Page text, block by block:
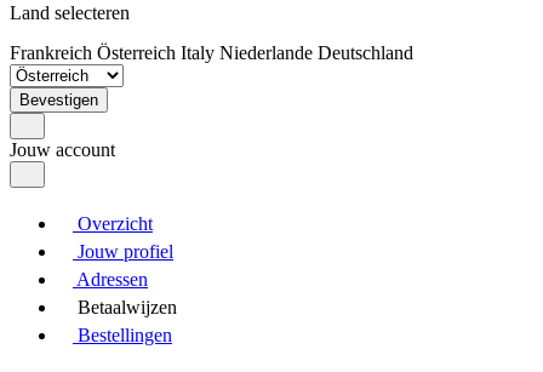
Land selecteren
Frankreich Österreich Italy Niederlande Deutschland
Bevestigen
Jouw account
Overzicht
Jouw profiel
Adressen
Betaalwijzen
Bestellingen